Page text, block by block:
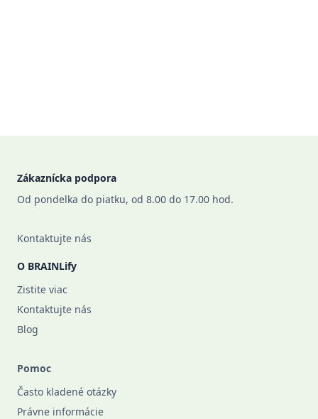
Zákaznícka podpora
Od pondelka do piatku, od 8.00 do 17.00 hod.
Kontaktujte nás
O BRAINLify
Zistite viac
Kontaktujte nás
Blog
Pomoc
Často kladené otázky
Právne informácie